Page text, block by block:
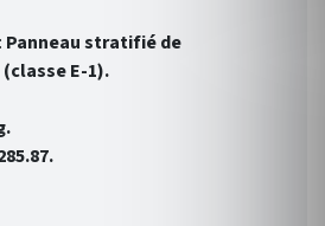
Panneau stratifié de
E-1).